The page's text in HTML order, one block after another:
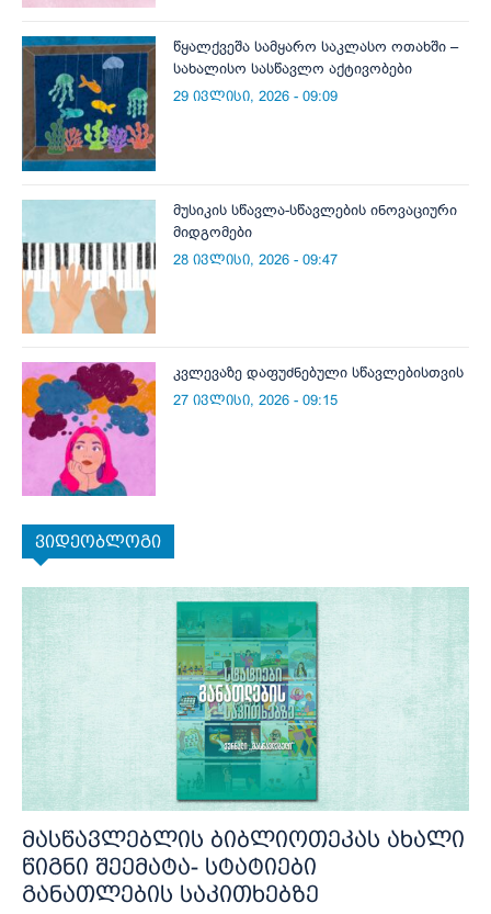
წყალქვეშა სამყარო საკლასო ოთახში –
სახალისო სასწავლო აქტივობები
29 ივლისი, 2026 - 09:09
მუსიკის სწავლა-სწავლების ინოვაციური
მიდგომები
28 ივლისი, 2026 - 09:47
კვლევაზე დაფუძნებული სწავლებისთვის
27 ივლისი, 2026 - 09:15
ვიდეობლოგი
მასწავლებლის ბიბლიოთეკას ახალი
წიგნი შეემატა- სტატიები
განათლების საკითხებზე